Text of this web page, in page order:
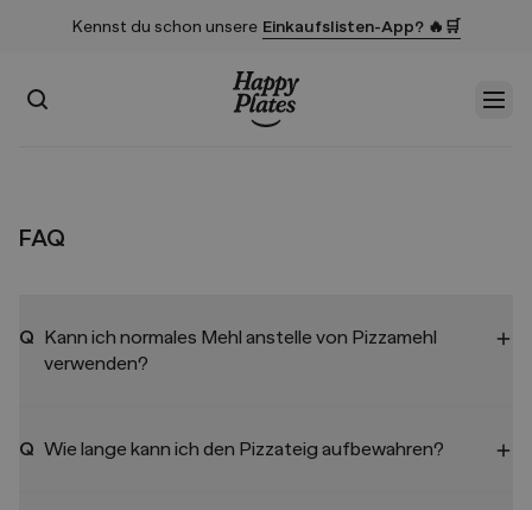
Kennst du schon unsere Einkaufslisten-App? 🔥🛒
Suchen
FAQ
Q Kann ich normales Mehl anstelle von Pizzamehl
verwenden?
Q Wie lange kann ich den Pizzateig aufbewahren?